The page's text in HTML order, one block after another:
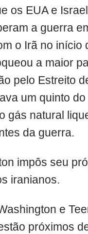
os EUA e Israel
a guerra
o Irã no início
a maior
pelo Estreito
um quinto
gás natural
da guerra.
impôs seu
iranianos.
e
próximos